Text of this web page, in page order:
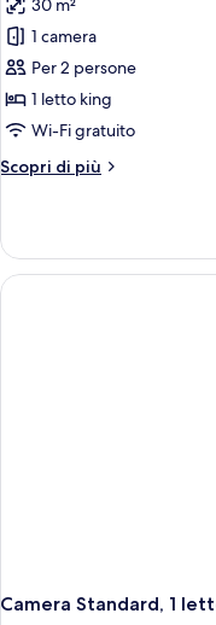
foto
per
Camera
Standard,
1
king,
30 m²
1 camera
Per 2 persone
1 letto king
Wi-Fi gratuito
Scopri di più
Altri
Standard,
letto
Camera Standard, 1